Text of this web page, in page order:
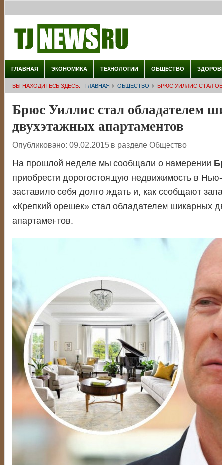
ГЛАВНАЯ ЭКОНОМИКА ТЕХНОЛОГИИ ОБЩЕСТВО
ВЫ НАХОДИТЕСЬ ЗДЕСЬ: ГЛАВНАЯ ОБЩЕСТВО БРЮС УИЛЛИС СТАЛ
Брюс Уиллис стал обладателем
двухэтажных апартаментов
Опубликовано: 09.02.2015 в разделе Общество
На прошлой неделе мы сообщали о намерении
приобрести дорогостоящую недвижимость в
заставило себя долго ждать и, как сообщают
«Крепкий орешек» стал обладателем шикарных
апартаментов.